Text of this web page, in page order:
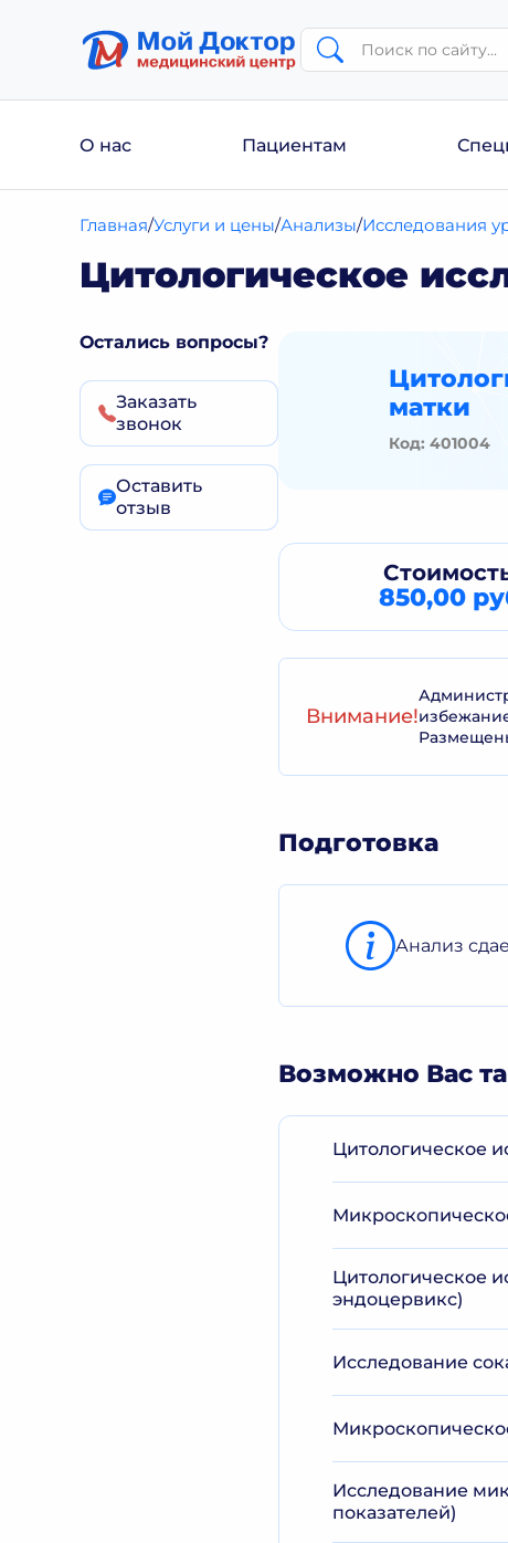
О нас Пациентам
Главная Услуги и цены Анализы Исследования
Цитологическое
Остались вопросы?
Заказать
звонок
Оставить
отзыв
матки
Код: 401004
850,00
Внимание!
Подготовка
Анализ
Возможно Вас
Цитологическое
Цитологическое
эндоцервикс)
Исследование
Исследование
показателей)